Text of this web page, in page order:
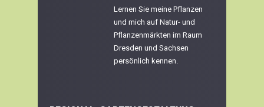
Lernen Sie meine Pflanzen
und mich auf Natur- und
Pflanzenmärkten im Raum
Dresden und Sachsen
persönlich kennen.